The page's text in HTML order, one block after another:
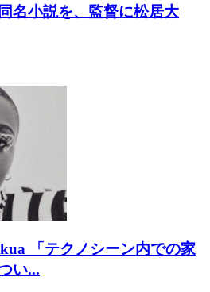
名小説を、監督に松居大
「テクノシーン内での家
い...